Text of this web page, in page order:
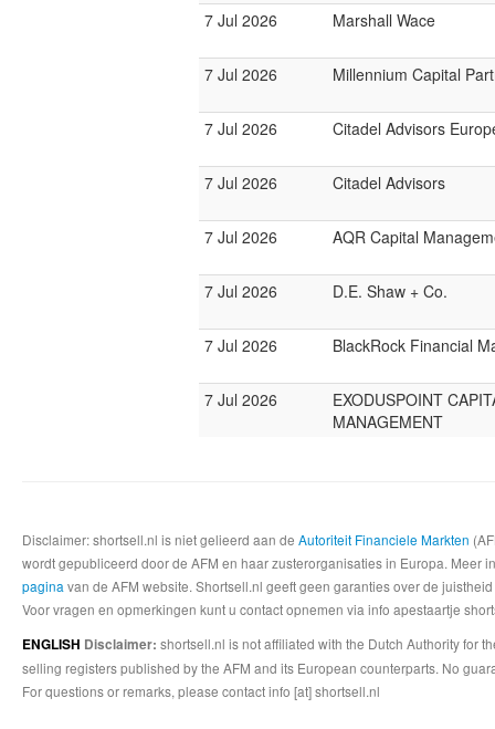
7 Jul 2026
Marshall Wace
7 Jul 2026 Millennium Capital
7 Jul 2026 Citadel Advisors
7 Jul 2026 Citadel Advisors
7 Jul 2026 AQR Capital
7 Jul 2026 D.E. Shaw + Co.
7 Jul 2026 BlackRock Financial
7 Jul 2026
EXODUSPOINT
MANAGEMENT
Disclaimer: shortsell.nl is niet gelieerd aan de Autoriteit Financiele Markten
wordt gepubliceerd door de AFM en haar zusterorganisaties in Europa.
pagina van de AFM website. Shortsell.nl geeft geen garanties over de
Voor vragen en opmerkingen kunt u contact opnemen via info apestaartje
ENGLISH Disclaimer: shortsell.nl is not affiliated with the Dutch Authority for
selling registers published by the AFM and its European counterparts. No
For questions or remarks, please contact info [at] shortsell.nl